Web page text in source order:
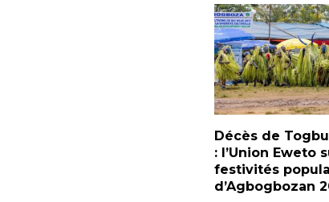
Décès de
: l’Union Eweto
festivités
d’Agbogbozan